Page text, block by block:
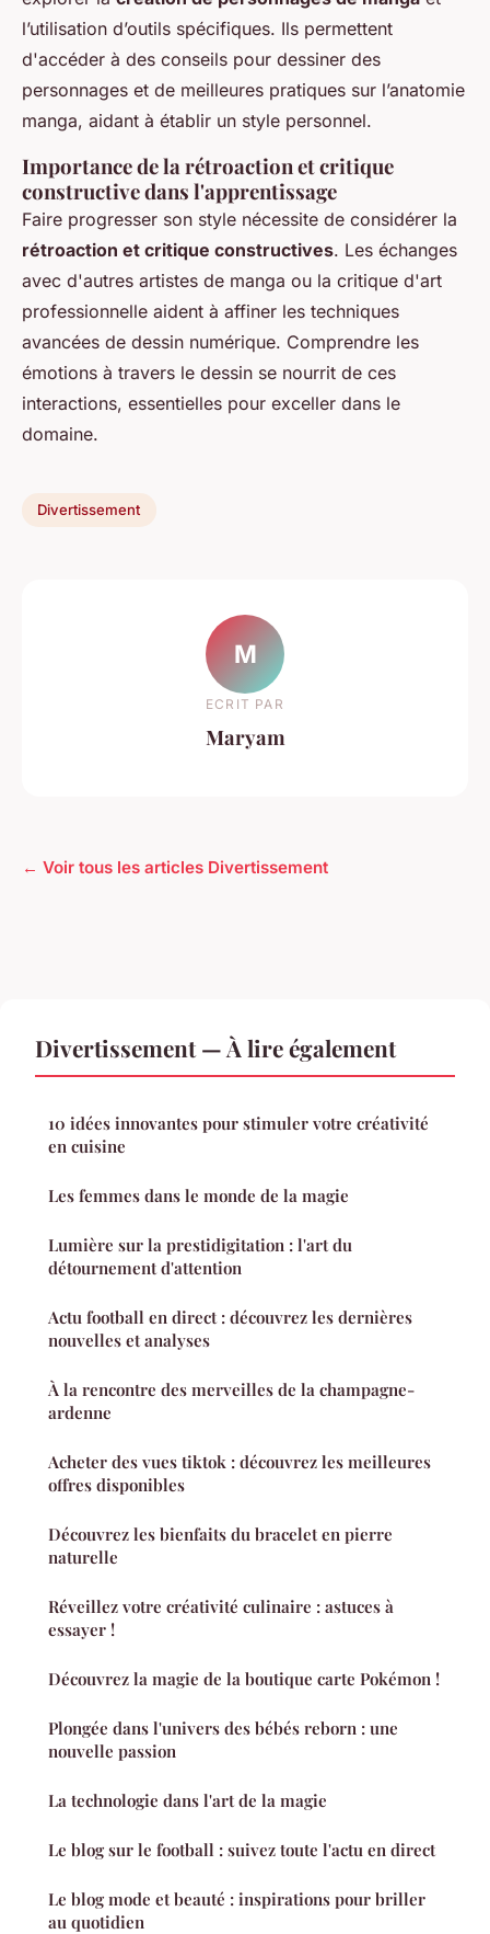
l’utilisation d’outils spécifiques. Ils permettent
d'accéder à des conseils pour dessiner des
personnages et de meilleures pratiques sur l’anatomie
manga, aidant à établir un style personnel.
Importance de la rétroaction et critique
constructive dans l'apprentissage
Faire progresser son style nécessite de considérer la
rétroaction et critique constructives. Les échanges
avec d'autres artistes de manga ou la critique d'art
professionnelle aident à affiner les techniques
avancées de dessin numérique. Comprendre les
émotions à travers le dessin se nourrit de ces
interactions, essentielles pour exceller dans le
domaine.
Divertissement
M
ECRIT PAR
Maryam
← Voir tous les articles Divertissement
Divertissement — À lire également
10 idées innovantes pour stimuler votre créativité
en cuisine
Les femmes dans le monde de la magie
Lumière sur la prestidigitation : l'art du
détournement d'attention
Actu football en direct : découvrez les dernières
nouvelles et analyses
À la rencontre des merveilles de la champagne-
ardenne
Acheter des vues tiktok : découvrez les meilleures
offres disponibles
Découvrez les bienfaits du bracelet en pierre
naturelle
Réveillez votre créativité culinaire : astuces à
essayer !
Découvrez la magie de la boutique carte Pokémon !
Plongée dans l'univers des bébés reborn : une
nouvelle passion
La technologie dans l'art de la magie
Le blog sur le football : suivez toute l'actu en direct
Le blog mode et beauté : inspirations pour briller
au quotidien